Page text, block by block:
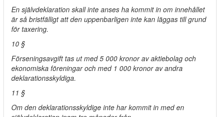
En självdeklaration skall inte anses ha kommit in om innehållet
är så bristfälligt att den uppenbarligen inte kan läggas till grund
för taxering.
10 §
Förseningsavgift tas ut med 5 000 kronor av aktiebolag och
ekonomiska föreningar och med 1 000 kronor av andra
deklarationsskyldiga.
11 §
Om den deklarationsskyldige inte har kommit in med en